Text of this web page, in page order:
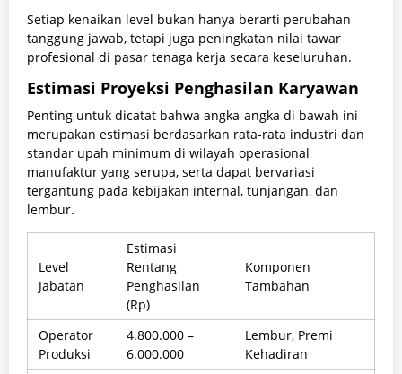
Setiap kenaikan level bukan hanya berarti perubahan
tanggung jawab, tetapi juga peningkatan nilai tawar
profesional di pasar tenaga kerja secara keseluruhan.
Estimasi Proyeksi Penghasilan Karyawan
Penting untuk dicatat bahwa angka-angka di bawah ini
merupakan estimasi berdasarkan rata-rata industri dan
standar upah minimum di wilayah operasional
manufaktur yang serupa, serta dapat bervariasi
tergantung pada kebijakan internal, tunjangan, dan
lembur.
Level
Jabatan
Estimasi
Rentang
Penghasilan
(Rp)
Komponen
Tambahan
Operator
Produksi
4.800.000 –
6.000.000
Lembur, Premi
Kehadiran